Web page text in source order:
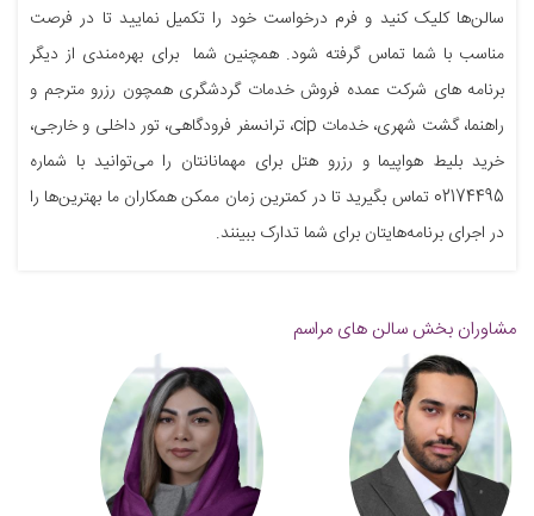
سالن‌ها کلیک کنید و فرم درخواست خود را تکمیل نمایید تا در فرصت
مناسب با شما تماس گرفته شود. همچنین شما برای بهره‌مندی از دیگر
برنامه های شرکت عمده فروش خدمات گردشگری همچون رزرو مترجم و
راهنما، گشت شهری، خدمات cip، ترانسفر فرودگاهی، تور داخلی و خارجی،
خرید بلیط هواپیما و رزرو هتل برای مهمانانتان را می‌توانید با شماره
02174495 تماس بگیرید تا در کمترین زمان ممکن همکاران ما بهترین‌ها را
در اجرای برنامه‌هایتان برای شما تدارک ببینند.
مشاوران بخش سالن های مراسم